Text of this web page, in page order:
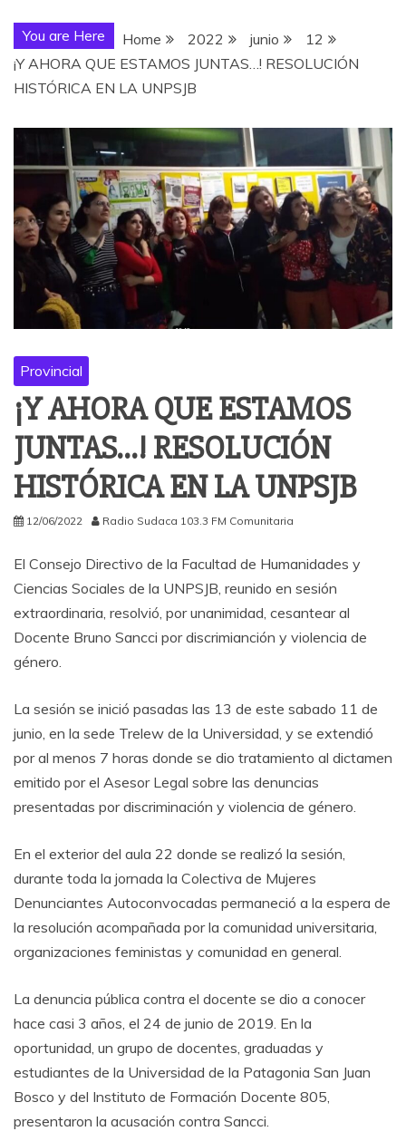
You are Here Home 2022 junio
12
¡Y AHORA QUE ESTAMOS JUNTAS…! RESOLUCIÓN
HISTÓRICA EN LA UNPSJB
Provincial
¡Y AHORA QUE ESTAMOS
JUNTAS…! RESOLUCIÓN
HISTÓRICA EN LA UNPSJB
12/06/2022 Radio Sudaca 103.3 FM Comunitaria
El Consejo Directivo de la Facultad de Humanidades y
Ciencias Sociales de la UNPSJB, reunido en sesión
extraordinaria, resolvió, por unanimidad, cesantear al
Docente Bruno Sancci por discrimianción y violencia de
género.
La sesión se inició pasadas las 13 de este sabado 11 de
junio, en la sede Trelew de la Universidad, y se extendió
por al menos 7 horas donde se dio tratamiento al dictamen
emitido por el Asesor Legal sobre las denuncias
presentadas por discriminación y violencia de género.
En el exterior del aula 22 donde se realizó la sesión,
durante toda la jornada la Colectiva de Mujeres
Denunciantes Autoconvocadas permaneció a la espera de
la resolución acompañada por la comunidad universitaria,
organizaciones feministas y comunidad en general.
La denuncia pública contra el docente se dio a conocer
hace casi 3 años, el 24 de junio de 2019. En la
oportunidad, un grupo de docentes, graduadas y
estudiantes de la Universidad de la Patagonia San Juan
Bosco y del Instituto de Formación Docente 805,
presentaron la acusación contra Sancci.